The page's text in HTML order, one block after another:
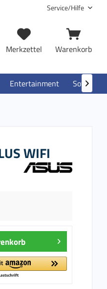
Service/Hilfe
Warenkorb
Merkzettel
Entertainment Software

WIFI